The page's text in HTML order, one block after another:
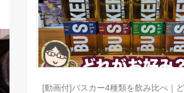
[動画付]バスカー4種類を飲み比べ｜